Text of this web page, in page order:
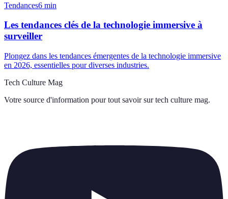
Tendances6 min
Les tendances clés de la technologie immersive à
surveiller
Plongez dans les tendances émergentes de la technologie immersive
en 2026, essentielles pour diverses industries.
Tech Culture Mag
Votre source d'information pour tout savoir sur tech culture mag.